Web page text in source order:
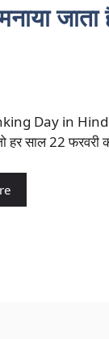
जाता
Day in Hindi:
हर साल 22 फरवरी